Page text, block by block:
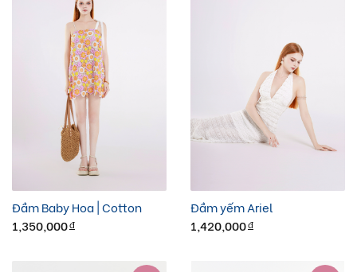
Đầm Baby Hoa | Cotton
1,350,000đ
Đầm yếm Ariel
1,420,000đ